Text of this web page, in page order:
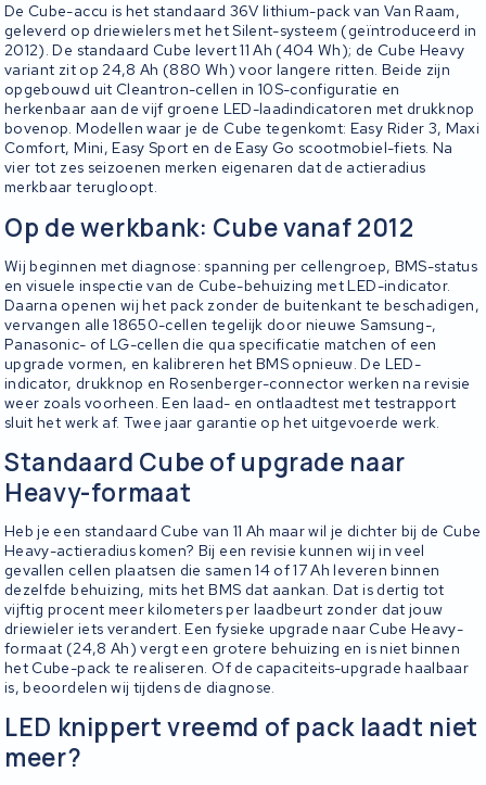
De Cube-accu is het standaard 36V lithium-pack van Van Raam,
geleverd op driewielers met het Silent-systeem (geïntroduceerd in
2012). De standaard Cube levert 11 Ah (404 Wh); de Cube Heavy
variant zit op 24,8 Ah (880 Wh) voor langere ritten. Beide zijn
opgebouwd uit Cleantron-cellen in 10S-configuratie en
herkenbaar aan de vijf groene LED-laadindicatoren met drukknop
bovenop. Modellen waar je de Cube tegenkomt: Easy Rider 3, Maxi
Comfort, Mini, Easy Sport en de Easy Go scootmobiel-fiets. Na
vier tot zes seizoenen merken eigenaren dat de actieradius
merkbaar terugloopt.
Op de werkbank: Cube vanaf 2012
Wij beginnen met diagnose: spanning per cellengroep, BMS-status
en visuele inspectie van de Cube-behuizing met LED-indicator.
Daarna openen wij het pack zonder de buitenkant te beschadigen,
vervangen alle 18650-cellen tegelijk door nieuwe Samsung-,
Panasonic- of LG-cellen die qua specificatie matchen of een
upgrade vormen, en kalibreren het BMS opnieuw. De LED-
indicator, drukknop en Rosenberger-connector werken na revisie
weer zoals voorheen. Een laad- en ontlaadtest met testrapport
sluit het werk af. Twee jaar garantie op het uitgevoerde werk.
Standaard Cube of upgrade naar
Heavy-formaat
Heb je een standaard Cube van 11 Ah maar wil je dichter bij de Cube
Heavy-actieradius komen? Bij een revisie kunnen wij in veel
gevallen cellen plaatsen die samen 14 of 17 Ah leveren binnen
dezelfde behuizing, mits het BMS dat aankan. Dat is dertig tot
vijftig procent meer kilometers per laadbeurt zonder dat jouw
driewieler iets verandert. Een fysieke upgrade naar Cube Heavy-
formaat (24,8 Ah) vergt een grotere behuizing en is niet binnen
het Cube-pack te realiseren. Of de capaciteits-upgrade haalbaar
is, beoordelen wij tijdens de diagnose.
LED knippert vreemd of pack laadt niet
meer?